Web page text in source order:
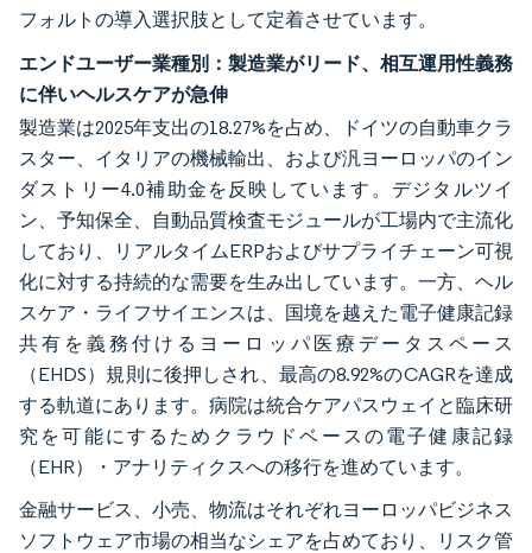
フォルトの導入選択肢として定着させています。
エンドユーザー業種別：製造業がリード、相互運用性義務
に伴いヘルスケアが急伸
製造業は2025年支出の18.27%を占め、ドイツの自動車クラ
スター、イタリアの機械輸出、および汎ヨーロッパのイン
ダストリー4.0補助金を反映しています。デジタルツイ
ン、予知保全、自動品質検査モジュールが工場内で主流化
しており、リアルタイムERPおよびサプライチェーン可視
化に対する持続的な需要を生み出しています。一方、ヘル
スケア・ライフサイエンスは、国境を越えた電子健康記録
共有を義務付けるヨーロッパ医療データスペース
（EHDS）規則に後押しされ、最高の8.92%のCAGRを達成
する軌道にあります。病院は統合ケアパスウェイと臨床研
究を可能にするためクラウドベースの電子健康記録
（EHR）・アナリティクスへの移行を進めています。
金融サービス、小売、物流はそれぞれヨーロッパビジネス
ソフトウェア市場の相当なシェアを占めており、リスク管